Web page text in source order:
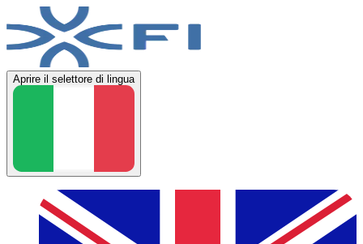
Aprire il selettore di lingua